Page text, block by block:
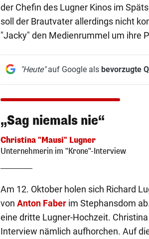
der Chefin des Lugner Kinos im
soll der Brautvater allerdings nicht
"Jacky" den Medienrummel um ihre
"Heute"auf Google als bevorzugte
„Sag niemals nie“
Christina "Mausi" Lugner
Unternehmerin im "Krone"-Interview
Am 12. Oktober holen sich Richard
von Anton Faberim Stephansdom
eine dritte Lugner-Hochzeit.
Interview nämlich aufhorchen. Auf